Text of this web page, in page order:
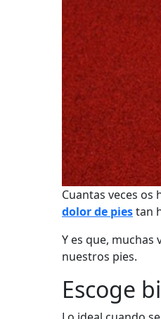
Cuantas veces
dolor de piestan
Y es que,
nuestros pies.
Escoge